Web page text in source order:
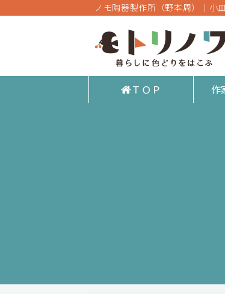
ノモ陶器製作所（野本周）｜小
ＴＯＰ 作